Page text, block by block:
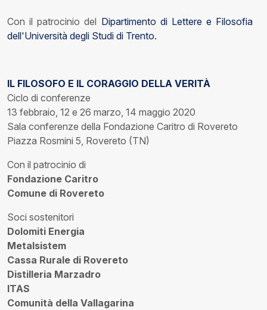
Con il patrocinio del Dipartimento di Lettere e Filosofia
dell'Università degli Studi di Trento.
IL FILOSOFO E IL CORAGGIO DELLA VERITÀ
Ciclo di conferenze
13 febbraio, 12 e 26 marzo, 14 maggio 2020
Sala conferenze della Fondazione Caritro di Rovereto
Piazza Rosmini 5, Rovereto (TN)
Con il patrocinio di
Fondazione Caritro
Comune di Rovereto
Soci sostenitori
Dolomiti Energia
Metalsistem
Cassa Rurale di Rovereto
Distilleria Marzadro
ITAS
Comunità della Vallagarina